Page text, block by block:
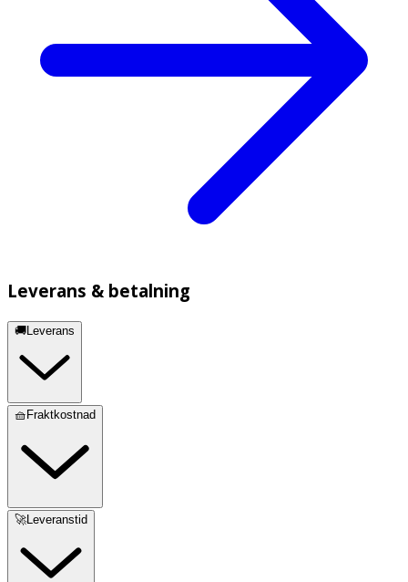
Leverans & betalning
🚚Leverans
🧺Fraktkostnad
🚀Leveranstid